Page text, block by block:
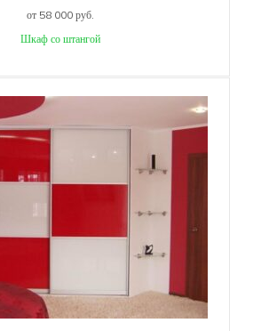
от 58 000 руб.
Шкаф со штангой